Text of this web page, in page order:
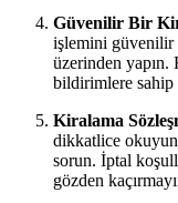
Güvenilir Bir
işlemini güvenilir
üzerinden yapın.
bildirimlere
Kiralama
dikkatlice okuyun
sorun. İptal
gözden